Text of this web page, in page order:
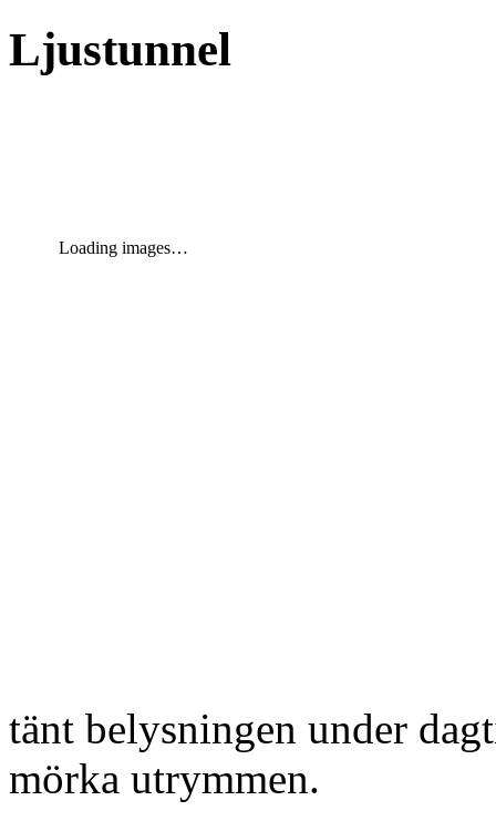
Ljustunnel
Loading images…
tänt belysningen under
mörka utrymmen.